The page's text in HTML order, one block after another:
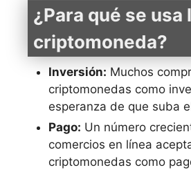
¿Para qué se usa
criptomoneda?
Inversión: Muchos
criptomonedas como
esperanza de que suba
Pago: Un número
comercios en línea
criptomonedas como